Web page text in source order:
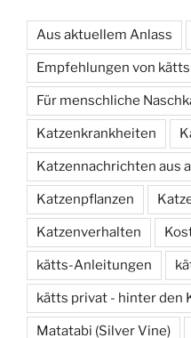
Aus aktuellem Anlass
Empfehlungen von kätts
Für menschliche
Katzenkrankheiten
Katzennachrichten aus
Katzenpflanzen
Katzenverhalten
kätts-Anleitungen
kätts privat - hinter den
Matatabi (Silver Vine)